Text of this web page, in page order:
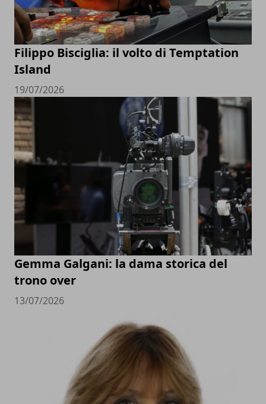
Filippo Bisciglia: il volto di Temptation
Island
19/07/2026
Gemma Galgani: la dama storica del
trono over
13/07/2026